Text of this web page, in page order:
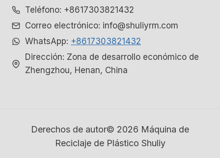
Teléfono: +8617303821432
Correo electrónico: info@shuliyrm.com
WhatsApp: +8617303821432
Dirección: Zona de desarrollo económico de
Zhengzhou, Henan, China
Derechos de autor© 2026 Máquina de
Reciclaje de Plástico Shuliy